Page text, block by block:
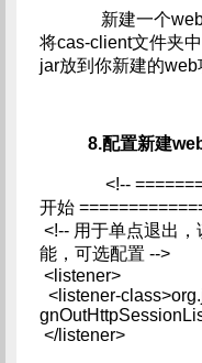
新建一个web项
将cas-client文件夹
jar放到你新建的
8.配置新建
<!--
开始
<!-- 用于单点退出
能，可选配置 -->
<listener>
<listener-
</listener>